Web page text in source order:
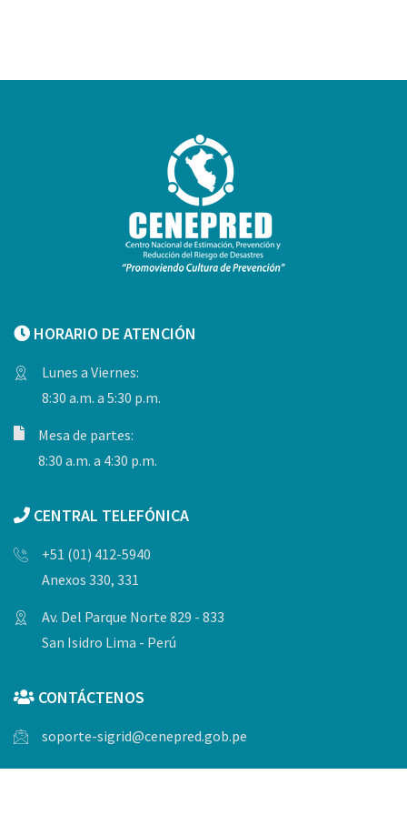
HORARIO DE ATENCIÓN
Lunes a Viernes:
8:30 a.m. a 5:30 p.m.
Mesa de partes:
8:30 a.m. a 4:30 p.m.
CENTRAL TELEFÓNICA
+51 (01) 412-5940
Anexos 330, 331
Av. Del Parque Norte 829 - 833
San Isidro Lima - Perú
CONTÁCTENOS
soporte-sigrid@cenepred.gob.pe